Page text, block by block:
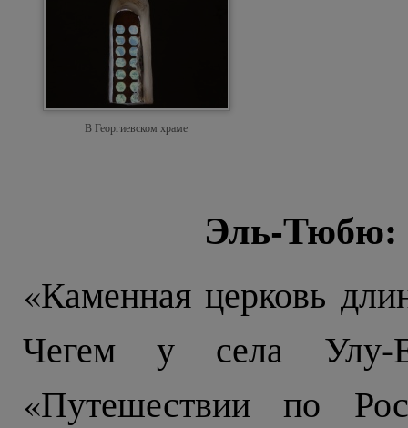
В Георгиевском храме
Эль-Тюбю:
«Каменная церковь
Чегем у села
«Путешествии по